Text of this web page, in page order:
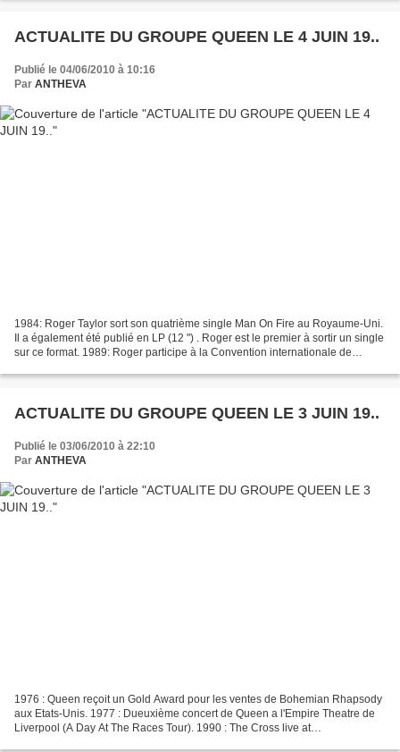
ACTUALITE DU GROUPE QUEEN LE 4 JUIN 19..
Publié le 04/06/2010 à 10:16
Par ANTHEVA
1984: Roger Taylor sort son quatrième single Man On Fire au Royaume-Uni.
Il a également été publié en LP (12 ") . Roger est le premier à sortir un single
sur ce format. 1989: Roger participe à la Convention internationale de
ACTUALITE DU GROUPE QUEEN LE 3 JUIN 19..
Publié le 03/06/2010 à 22:10
Par ANTHEVA
1976 : Queen reçoit un Gold Award pour les ventes de Bohemian Rhapsody
aux Etats-Unis. 1977 : Dueuxième concert de Queen a l'Empire Theatre de
Liverpool (A Day At The Races Tour). 1990 : The Cross live at